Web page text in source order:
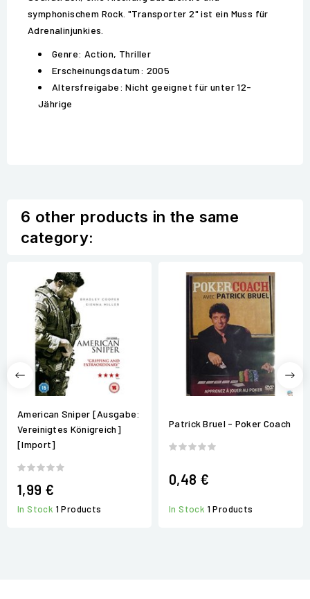
symphonischem Rock. "Transporter 2" ist ein Muss für
Adrenalinjunkies.
Genre: Action, Thriller
Erscheinungsdatum: 2005
Altersfreigabe: Nicht geeignet für unter 12-
Jährige
6 other products in the same
category:
American Sniper [Ausgabe:
Vereinigtes Königreich]
[Import]
1,99 €
In Stock 1 Products
Patrick Bruel - Poker Coach
0,48 €
In Stock 1 Products